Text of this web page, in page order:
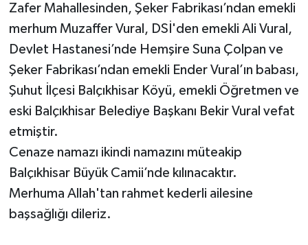
Zafer Mahallesinden, Şeker Fabrikası’ndan emekli
merhum Muzaffer Vural, DSİ'den emekli Ali Vural,
Devlet Hastanesi’nde Hemşire Suna Çolpan ve
Şeker Fabrikası’ndan emekli Ender Vural’ın babası,
Şuhut İlçesi Balçıkhisar Köyü, emekli Öğretmen ve
eski Balçıkhisar Belediye Başkanı Bekir Vural vefat
etmiştir.
Cenaze namazı ikindi namazını müteakip
Balçıkhisar Büyük Camii’nde kılınacaktır.
Merhuma Allah'tan rahmet kederli ailesine
başsağlığı dileriz.